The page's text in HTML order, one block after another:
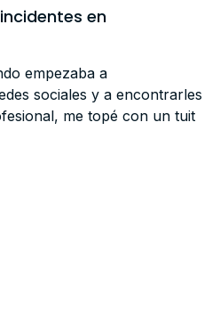
en
empezaba a
sociales y a encontrarles
me topé con un tuit